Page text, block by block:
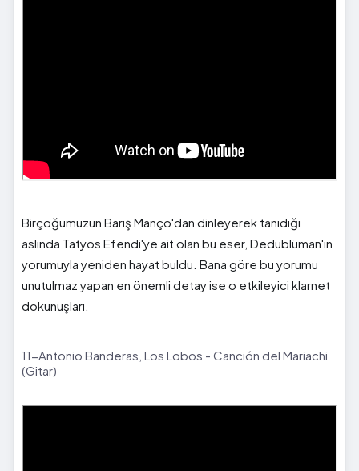
Birçoğumuzun Barış Manço'dan dinleyerek tanıdığı
aslında Tatyos Efendi'ye ait olan bu eser, Dedublüman'ın
yorumuyla yeniden hayat buldu. Bana göre bu yorumu
unutulmaz yapan en önemli detay ise o etkileyici klarnet
dokunuşları.
11-Antonio Banderas, Los Lobos - Canción del Mariachi
(Gitar)